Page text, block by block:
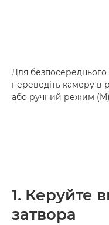
Для
переведіть камеру в
або ручний режим
1. Керуйте
затвора